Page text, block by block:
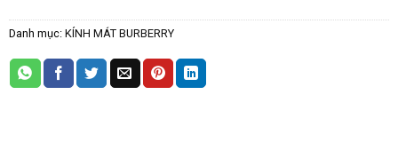
Danh mục: KÍNH MÁT BURBERRY